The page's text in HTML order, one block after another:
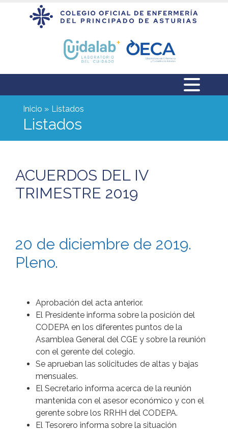
Inicio Listados
Listados
ACUERDOS DEL IV
TRIMESTRE 2019
20 de diciembre de 2019.
Pleno.
Aprobación del acta anterior.
El Presidente informa sobre la posición del
CODEPA en los diferentes puntos de la
Asamblea General del CGE y sobre la reunión
con el gerente del colegio.
Se aprueban las solicitudes de altas y bajas
mensuales.
El Secretario informa acerca de la reunión
mantenida con el asesor económico y con el
gerente sobre los RRHH del CODEPA.
El Tesorero informa sobre la situación